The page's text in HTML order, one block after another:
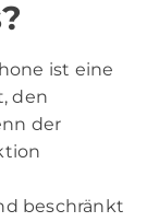
ist eine
den
der
beschränkt